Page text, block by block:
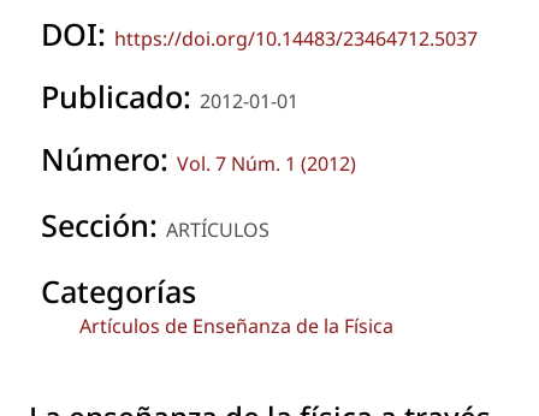
DOI: https://doi.org/10.14483/23464712.5037
Publicado: 2012-01-01
Número: Vol. 7 Núm. 1 (2012)
Sección: ARTÍCULOS
Categorías
Artículos de Enseñanza de la Física